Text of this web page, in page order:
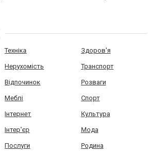
Техніка Здоров'я
Нерухомість Транспорт
Відпочинок Розваги
Меблі Спорт
Інтернет Культура
Інтер'єр Мода
Послуги Родина